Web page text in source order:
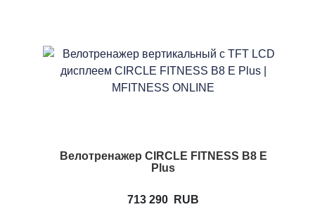
Велотренажер CIRCLE FITNESS B8 E
Plus
713 290 RUB